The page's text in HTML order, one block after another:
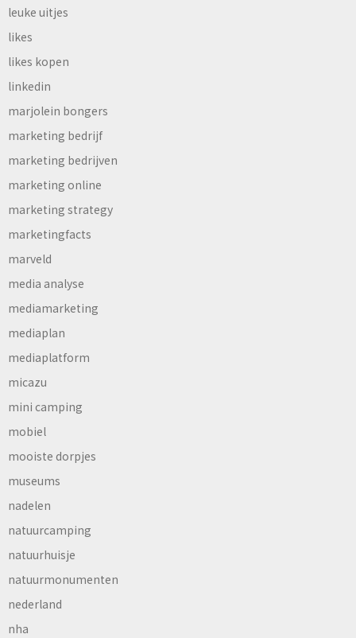
leuke uitjes
likes
likes kopen
linkedin
marjolein bongers
marketing bedrijf
marketing bedrijven
marketing online
marketing strategy
marketingfacts
marveld
media analyse
mediamarketing
mediaplan
mediaplatform
micazu
mini camping
mobiel
mooiste dorpjes
museums
nadelen
natuurcamping
natuurhuisje
natuurmonumenten
nederland
nha